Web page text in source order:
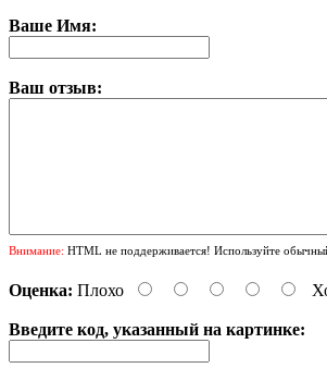
Ваше Имя:
Ваш отзыв:
Внимание: HTML не поддерживается! Используйте обычный
Оценка: Плохо
Введите код, указанный на картинке: